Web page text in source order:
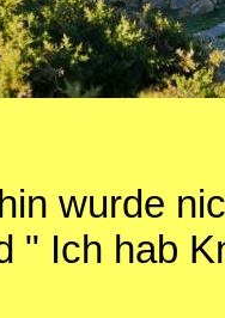
wurde
" Ich hab